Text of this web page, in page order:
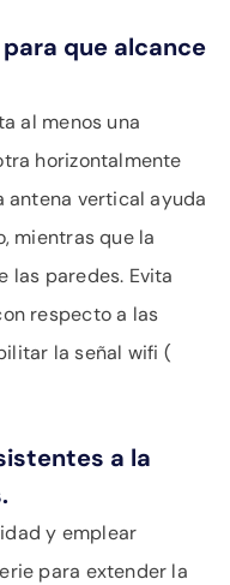
que alcance
al menos una
horizontalmente
antena vertical ayuda
mientras que la
las paredes. Evita
respecto a las
la señal wifi (
a la
y emplear
para extender la